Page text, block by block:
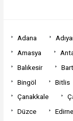
Adana
Amasya
Balıkesir
Bingöl
Bitlis
Çanakkale
Düzce
Edirne